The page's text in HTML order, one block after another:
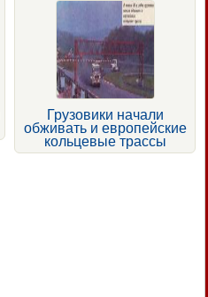
Грузовики начали
обживать и европейские
кольцевые трассы